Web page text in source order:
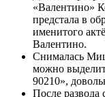
«Валентино»
предстала в
именитого
Валентино.
Снималась
можно
90210»,
После